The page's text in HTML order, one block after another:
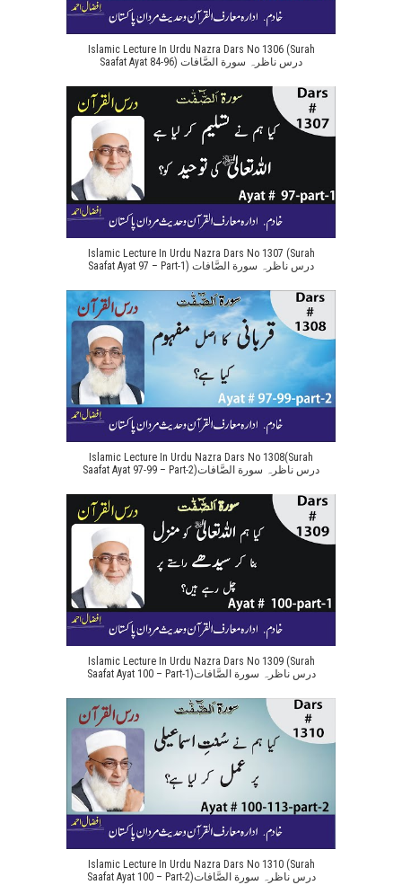
Islamic Lecture In Urdu Nazra Dars No 1306 (Surah
Saafat Ayat 84-96) درس ناظرہ سورة الصَّافات
Islamic Lecture In Urdu Nazra Dars No 1307 (Surah
Saafat Ayat 97 – Part-1) درس ناظرہ سورة الصَّافات
Islamic Lecture In Urdu Nazra Dars No 1308(Surah
Saafat Ayat 97-99 – Part-2)درس ناظرہ سورة الصَّافات
Islamic Lecture In Urdu Nazra Dars No 1309 (Surah
Saafat Ayat 100 – Part-1)درس ناظرہ سورة الصَّافات
Islamic Lecture In Urdu Nazra Dars No 1310 (Surah
Saafat Ayat 100 – Part-2)درس ناظرہ سورة الصَّافات